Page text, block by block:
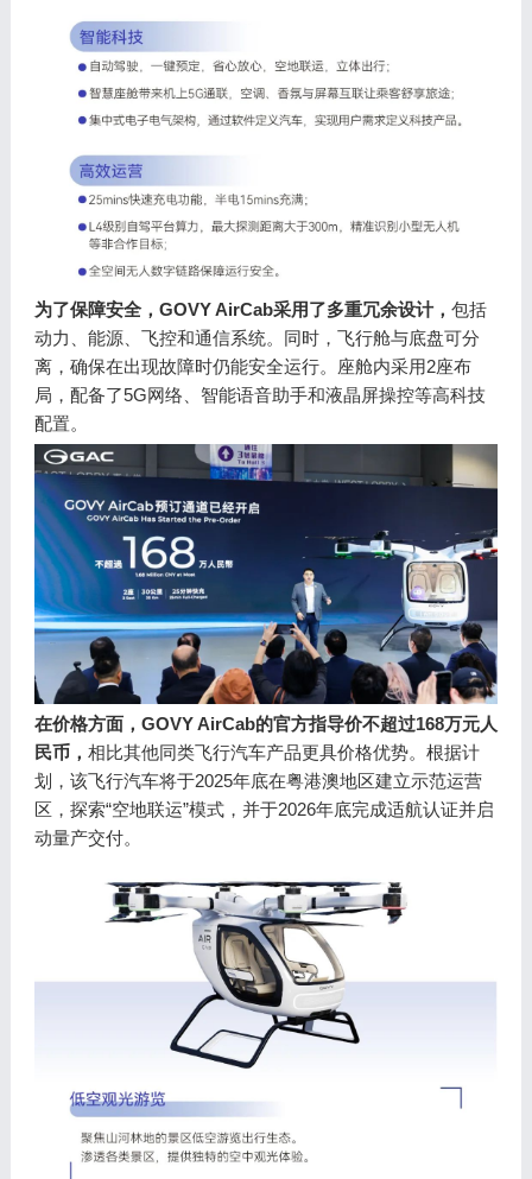
为了保障安全，GOVY AirCab采用了多重冗余设计， 包括
动力、能源、飞控和通信系统。同时，飞行舱与底盘可分
离，确保在出现故障时仍能安全运行。座舱内采用2座布
局，配备了5G网络、智能语音助手和液晶屏操控等高科技
配置。
在价格方面，GOVY AirCab的官方指导价不超过168万元人
民币， 相比其他同类飞行汽车产品更具价格优势。根据计
划，该飞行汽车将于2025年底在粤港澳地区建立示范运营
区，探索“空地联运”模式，并于2026年底完成适航认证并启
动量产交付。